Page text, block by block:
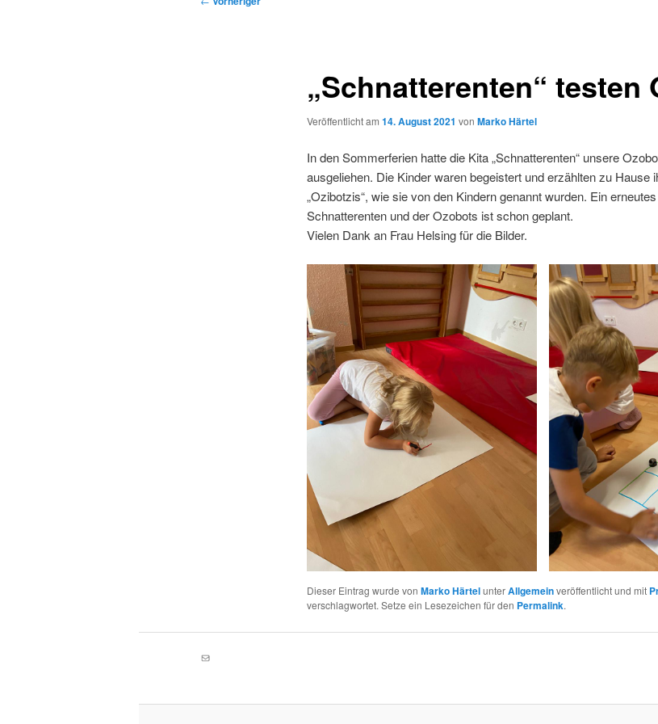
„Schnatterenten“ testen
Veröffentlicht am 14. August 2021 von Marko Härtel
In den Sommerferien hatte die Kita „Schnatterenten“ unsere
ausgeliehen. Die Kinder waren begeistert und erzählten zu Hause
„Ozibotzis“, wie sie von den Kindern genannt wurden. Ein
Schnatterenten und der Ozobots ist schon geplant.
Vielen Dank an Frau Helsing für die Bilder.
Dieser Eintrag wurde von Marko HärtelunterAllgemeinveröffentlicht und mit
verschlagwortet. Setze ein Lesezeichen für den Permalink.
E-Mail